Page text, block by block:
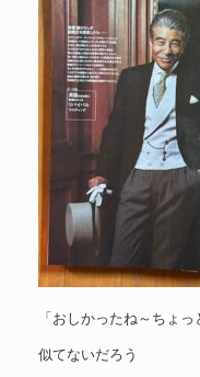
「おしかったね～ちょっ
似てないだろう